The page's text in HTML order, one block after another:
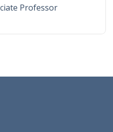
Professor